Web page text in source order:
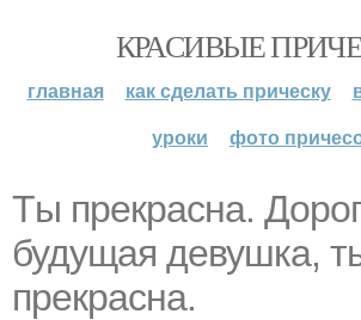
КРАСИВЫЕ
главная как сделать прическу
уроки
фото
Tы прекрасна.
будущая девушка,
прекрасна.